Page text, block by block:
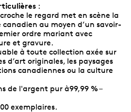
:
le regard met en scène la
au moyen d’un savoir-
ordre mariant avec
et gravure.
à toute collection axée sur
d’art originales, les paysages
canadiennes ou la culture
de l'argent pur à99,99 % –
exemplaires.